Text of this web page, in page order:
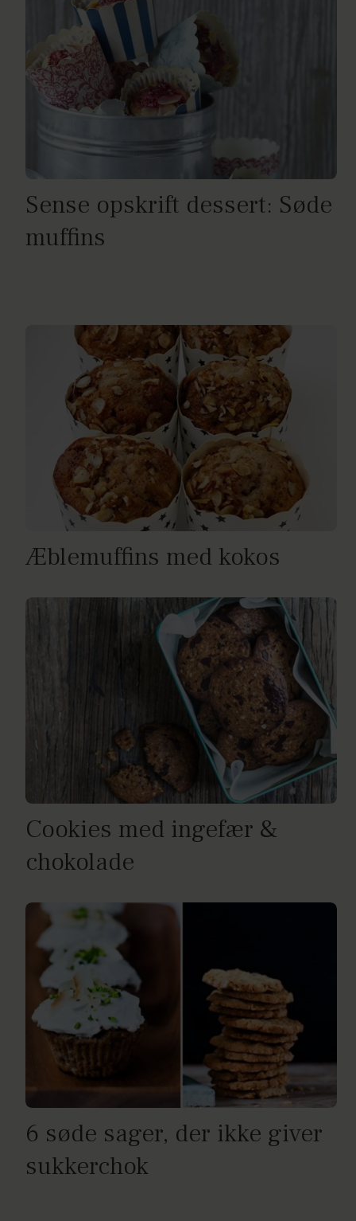
Sense opskrift dessert: Søde
muffins
Æblemuffins med kokos
Cookies med ingefær &
chokolade
6 søde sager, der ikke giver
sukkerchok